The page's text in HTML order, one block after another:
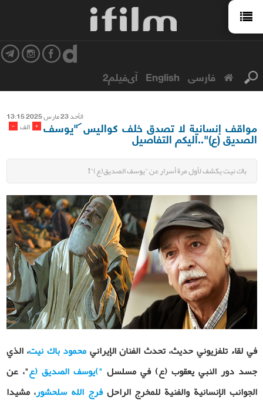
فارسی English آی‌فیلم2
الأحد 23 مارس 2025 13:15
- الف + مواقف إنسانية لا تصدق خلف كواليس "يوسف
الصديق (ع)"..اليكم التفاصيل
باك نيت يكشف لأول مرة أسرار عن "يوسف الصديق(ع)"!
في لقاء تلفزيوني حديث، تحدث الفنان الإيرانيمحمود باك نيت، الذي
جسد دور النبي يعقوب (ع) في مسلسل
"يوسف الصديق (ع)"
، عن
الجوانب الإنسانية والفنية للمخرج الراحلفرج الله سلحشور، مشيدا